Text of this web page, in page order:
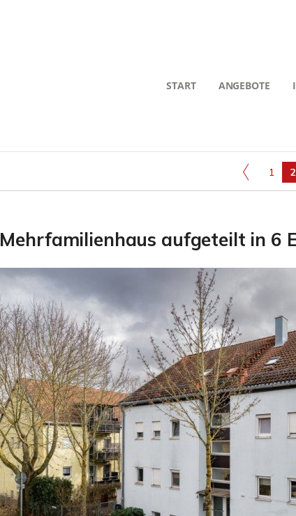
START ANGEBOTE
1 2
Mehrfamilienhaus aufgeteilt in 6